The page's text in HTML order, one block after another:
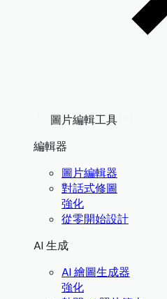
圖片編輯工具
編輯器
圖片編輯器
對話式修圖
強化
從零開始設計
AI 生成
AI 繪圖生成器
強化